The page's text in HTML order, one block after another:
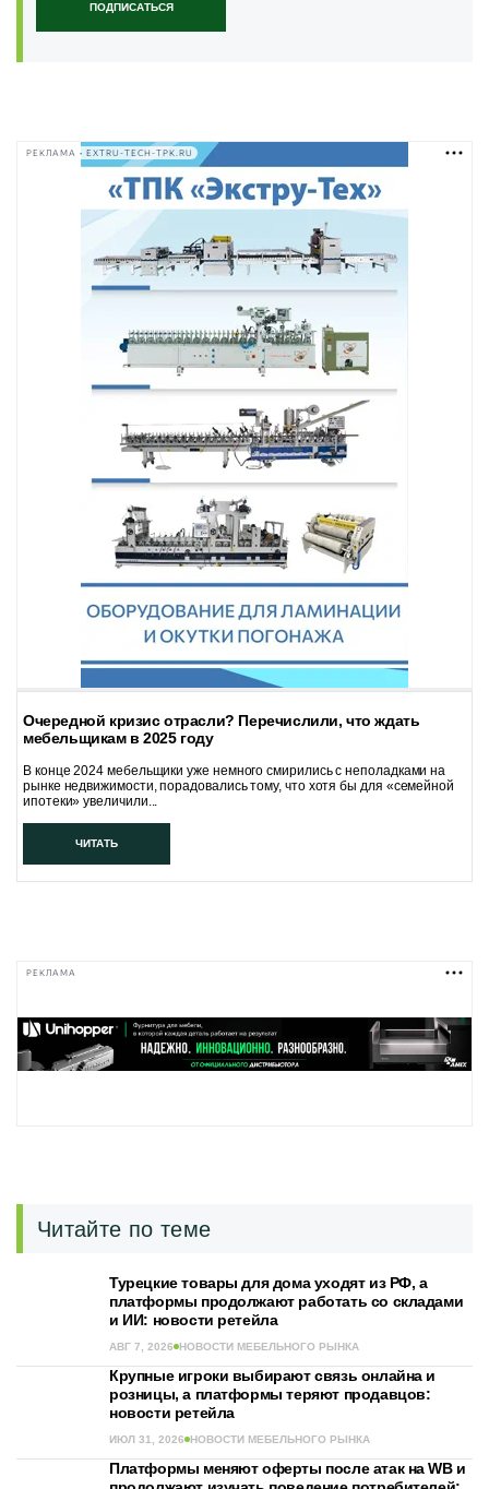
ПОДПИСАТЬСЯ
РЕКЛАМА • EXTRU-TECH-TPK.RU
Очередной кризис отрасли? Перечислили, что ждать
мебельщикам в 2025 году
В конце 2024 мебельщики уже немного смирились с неполадками на
рынке недвижимости, порадовались тому, что хотя бы для «семейной
ипотеки» увеличили...
ЧИТАТЬ
РЕКЛАМА
Читайте по теме
Турецкие товары для дома уходят из РФ, а
платформы продолжают работать со складами
и ИИ: новости ретейла
АВГ 7, 2026 НОВОСТИ МЕБЕЛЬНОГО РЫНКА
Крупные игроки выбирают связь онлайна и
розницы, а платформы теряют продавцов:
новости ретейла
ИЮЛ 31, 2026 НОВОСТИ МЕБЕЛЬНОГО РЫНКА
Платформы меняют оферты после атак на WB и